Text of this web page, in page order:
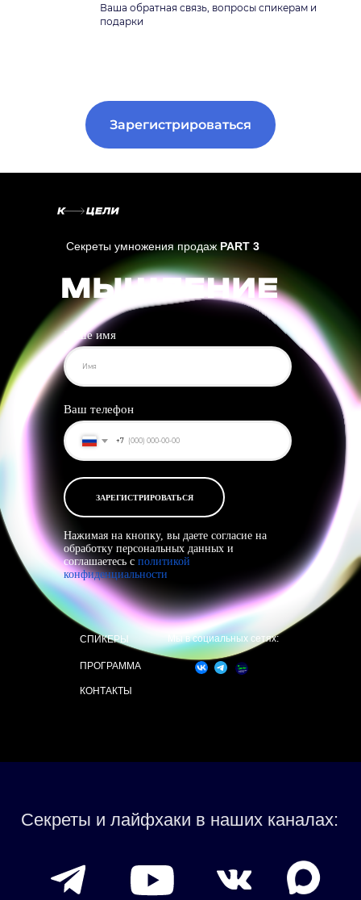
Ваша обратная связь, вопросы спикерам и
подарки
Зарегистрироваться
Секреты умножения продажPART 3
Ваше имя
Ваш телефон
+7
ЗАРЕГИСТРИРОВАТЬСЯ
Нажимая на кнопку, вы даете согласие на
обработку персональных данных и
соглашаетесь c политикой
конфиденциальности
ПРОГРАММА
СПИКЕРЫ
КОНТАКТЫ
Мы в социальных сетях: